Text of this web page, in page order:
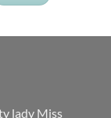
款
lady Miss